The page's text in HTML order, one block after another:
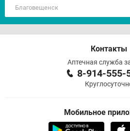
Контакты
Аптечная служба
8-914-555-
Мобильное